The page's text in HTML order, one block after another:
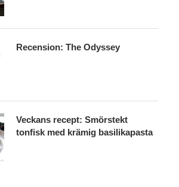
Recension: The Odyssey
Veckans recept: Smörstekt
tonfisk med krämig basilikapasta